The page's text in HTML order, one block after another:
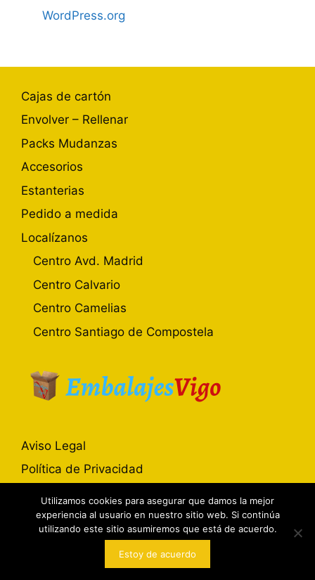
WordPress.org
Cajas de cartón
Envolver – Rellenar
Packs Mudanzas
Accesorios
Estanterias
Pedido a medida
Localízanos
Centro Avd. Madrid
Centro Calvario
Centro Camelias
Centro Santiago de Compostela
Aviso Legal
Política de Privacidad
Embalajes Vigo© 2017-2026
Avd. de Madrid 129, Bajo , Vigo
Utilizamos cookies para asegurar que damos la mejor
experiencia al usuario en nuestro sitio web. Si continúa
utilizando este sitio asumiremos que está de acuerdo.
Estoy de acuerdo